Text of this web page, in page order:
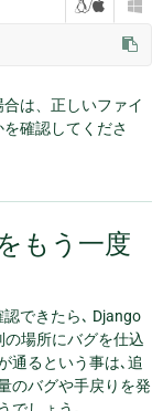
/ 
は、正しいファイ
確認してくださ
もう一度
できたら､ Django
場所にバグを仕込
通るという事は､追
のバグや手戻りを発